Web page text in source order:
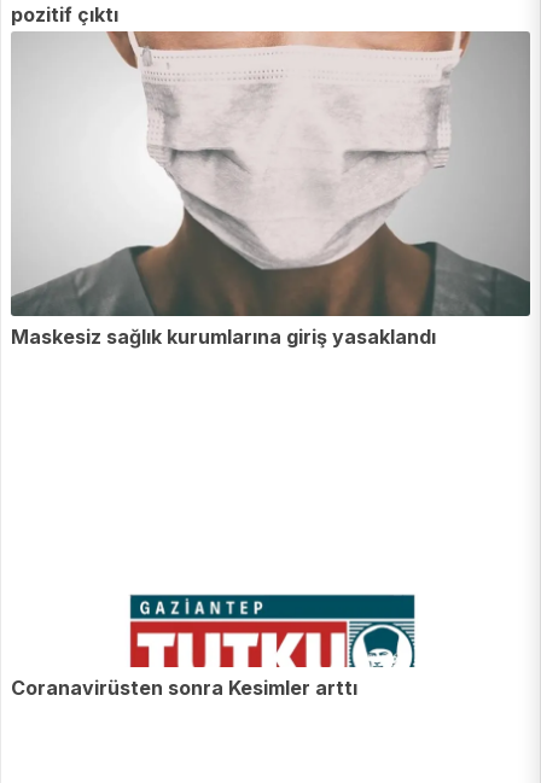
pozitif çıktı
Maskesiz sağlık kurumlarına giriş yasaklandı
Coranavirüsten sonra Kesimler arttı